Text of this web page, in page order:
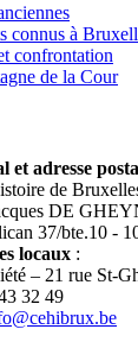
connus à
confrontation
de la Cour
et adresse
de
DE
37/bte.10 -
locaux :
– 21 rue St-
32 49